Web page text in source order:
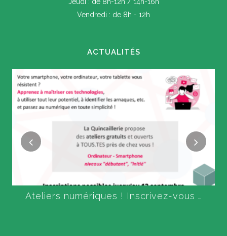
Jeudi : de 8h-12h / 14h-16h
Vendredi : de 8h - 12h
ACTUALITÉS
Ateliers numériques ! Inscrivez-vous …